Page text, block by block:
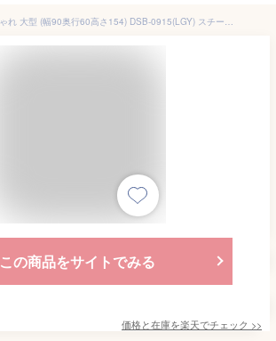
物置 屋外 おしゃれ 大型 (幅90奥行60高さ154) DSB-0915(LGY) スチール収納庫 スチール物置 物置き 大容量 山善 YAMAZEN ガーデンマスター 【送料無料】
この商品をサイトでみる
価格と在庫を楽天でチェック >>